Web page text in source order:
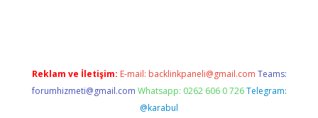
Reklam ve İletişim: E-mail: backlinkpaneli@gmail.com Teams:
forumhizmeti@gmail.com Whatsapp: 0262 606 0 726 Telegram:
@karabul